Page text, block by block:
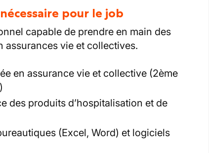
pour le job
capable de prendre en main des
assurances vie et collectives.
en assurance vie et collective (2ème
des produits d’hospitalisation et de
(Excel, Word) et logiciels